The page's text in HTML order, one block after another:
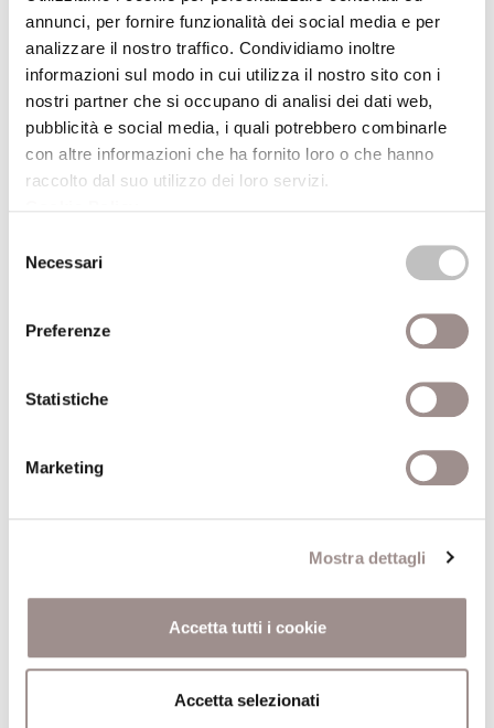
annunci, per fornire funzionalità dei social media e per
analizzare il nostro traffico. Condividiamo inoltre
informazioni sul modo in cui utilizza il nostro sito con i
nostri partner che si occupano di analisi dei dati web,
pubblicità e social media, i quali potrebbero combinarle
con altre informazioni che ha fornito loro o che hanno
raccolto dal suo utilizzo dei loro servizi.
delNecessari
Preferenze
Statistiche
Marketing
Mostra dettagli
Accetta tutti i cookie
Accetta selezionati
21/01/2000
Formazione umanistica e modernità
Mario Gennari
Centro Culturale
Mastri e maestri
Centro Culturale
03/12/1999
letteratura da Rabelais a De Amicis
Giulio Ferroni
Centro Culturale
12/11/1999